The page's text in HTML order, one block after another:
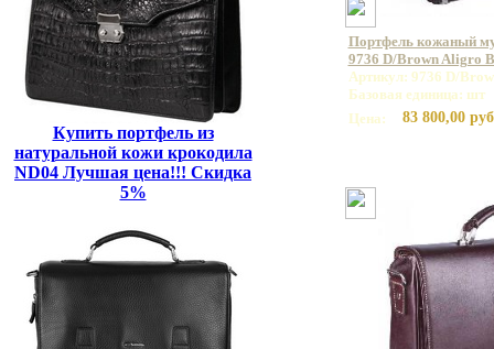
Купить портфель из
натуральной кожи крокодила
ND04 Лучшая цена!!! Скидка
5%
Портфель кожаный
9736 D/Brown Aligro
Артикул: 9736 D/
Базовая единица: шт
Цена:
83 800,00